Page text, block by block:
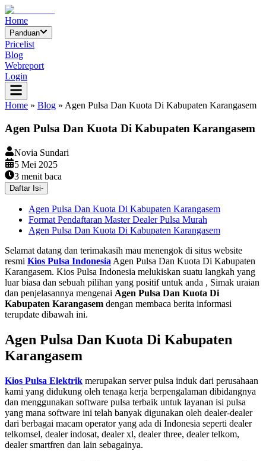
Home
Panduan
Pricelist
Blog
Webreport
Login
Home » Blog » Agen Pulsa Dan Kuota Di Kabupaten Karangasem
Agen Pulsa Dan Kuota Di Kabupaten Karangasem
Novia Sundari
5 Mei 2025
3 menit baca
Daftar Isi-
Agen Pulsa Dan Kuota Di Kabupaten Karangasem
Format Pendaftaran Master Dealer Pulsa Murah
Agen Pulsa Dan Kuota Di Kabupaten Karangasem
Selamat datang dan terimakasih mau menengok di situs website
resmi Kios Pulsa Indonesia Agen Pulsa Dan Kuota Di Kabupaten
Karangasem. Kios Pulsa Indonesia melukiskan suatu langkah yang
luar biasa dan sebuah pilihan yang positif untuk anda , Simak uraian
dan penjelasannya mengenai Agen Pulsa Dan Kuota Di
Kabupaten Karangasem dengan membaca berita informasi
terupdate dibawah ini.
Agen Pulsa Dan Kuota Di Kabupaten
Karangasem
Kios Pulsa Elektrik merupakan server pulsa induk dari perusahaan
kami yang didukung oleh tenaga kerja berpengalaman dibidangnya
dan menggunakan software pulsa terbaik untuk layanan isi pulsa
yang mana software ini telah banyak digunakan oleh dealer-dealer
dari berbagai macam operator yang ada di Indonesia seperti dealer
telkomsel, dealer indosat, dealer xl, dealer three, dealer telkom,
dealer smartfren dan lain sebagainya.